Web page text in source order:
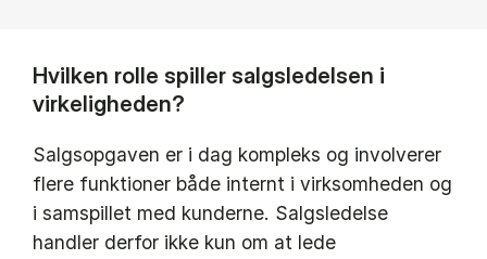
Hvilken rolle spiller salgsledelsen i
virkeligheden?
Salgsopgaven er i dag kompleks og involverer
flere funktioner både internt i virksomheden og
i samspillet med kunderne. Salgsledelse
handler derfor ikke kun om at lede